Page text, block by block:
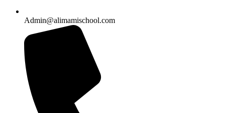
Admin@alimamischool.com